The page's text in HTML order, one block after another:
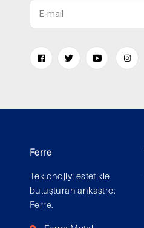
Ferre
Teklonojiyi estetikle
buluşturan ankastre:
Ferre.